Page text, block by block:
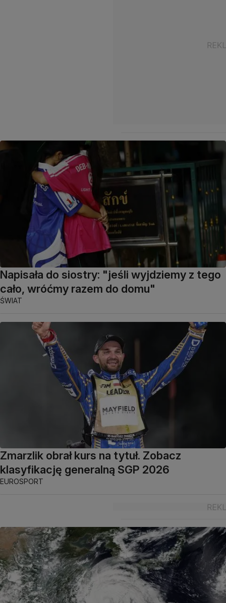
Napisała do siostry: "jeśli wyjdziemy z tego
cało, wróćmy razem do domu"
ŚWIAT
Zmarzlik obrał kurs na tytuł. Zobacz
klasyfikację generalną SGP 2026
EUROSPORT